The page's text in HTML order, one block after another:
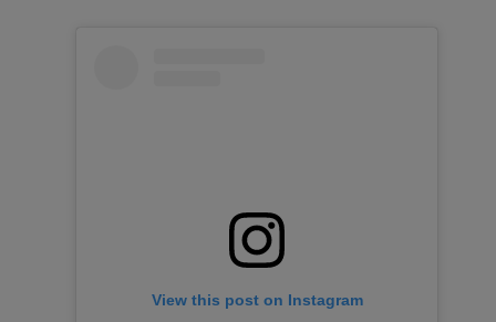
View this post on Instagram